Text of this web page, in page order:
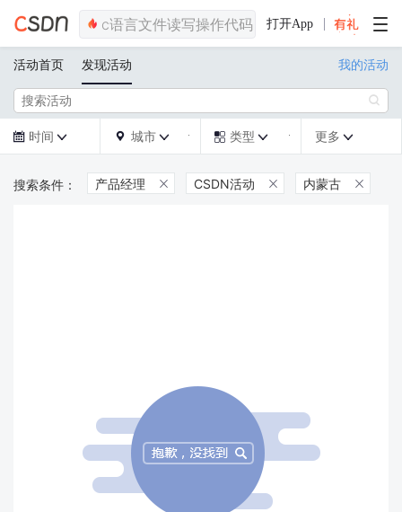
打开App
活动首页 发现活动 我的活动

 时间   城市   类型  更多 
产品经理  CSDN活动  内蒙古 